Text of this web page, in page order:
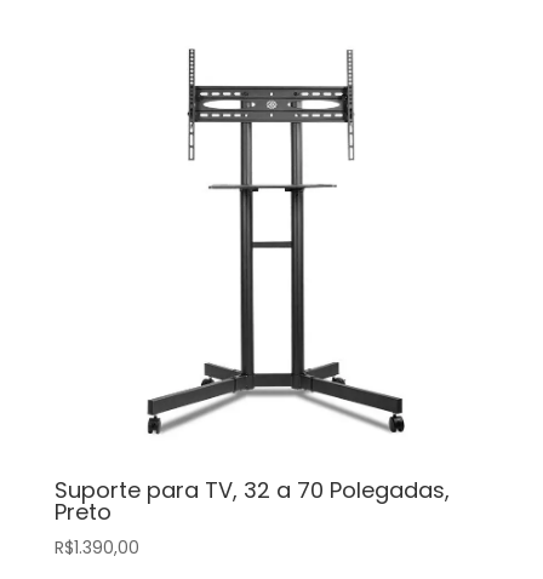
Suporte para TV, 32 a 70 Polegadas,
Preto
R$1.390,00